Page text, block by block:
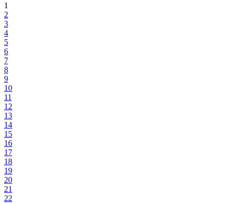
1
2
3
4
5
6
7
8
9
10
11
12
13
14
15
16
17
18
19
20
21
22